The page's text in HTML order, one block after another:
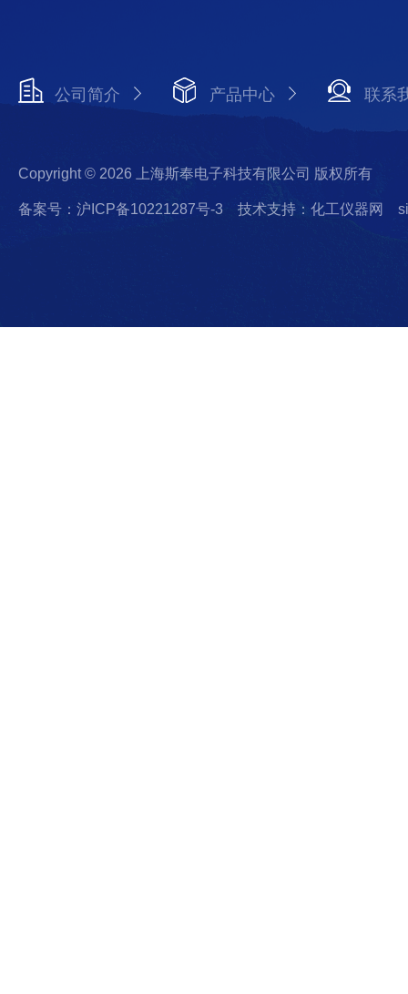
公司简介 产品中心 联系
Copyright © 2026 上海斯奉电子科技有限公司 版权所有
备案号：沪ICP备10221287号-3 技术支持：化工仪器网